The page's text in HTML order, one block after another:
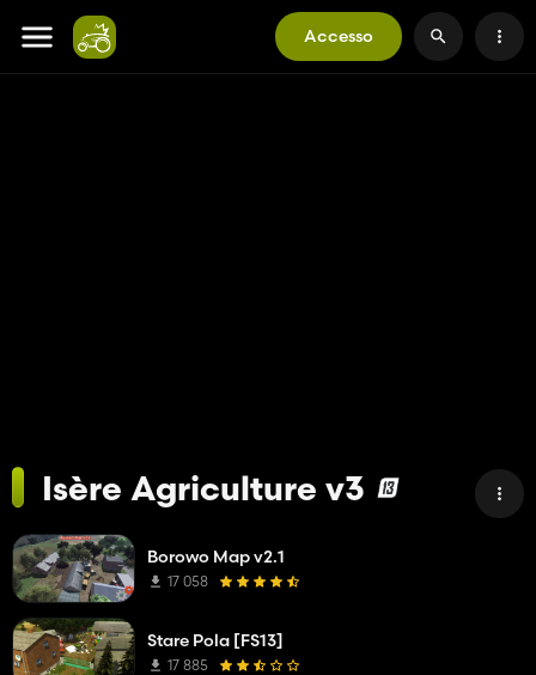
Accesso
Isère Agriculture v3
Borowo Map v2.1
17 058
Stare Pola [FS13]
17 885